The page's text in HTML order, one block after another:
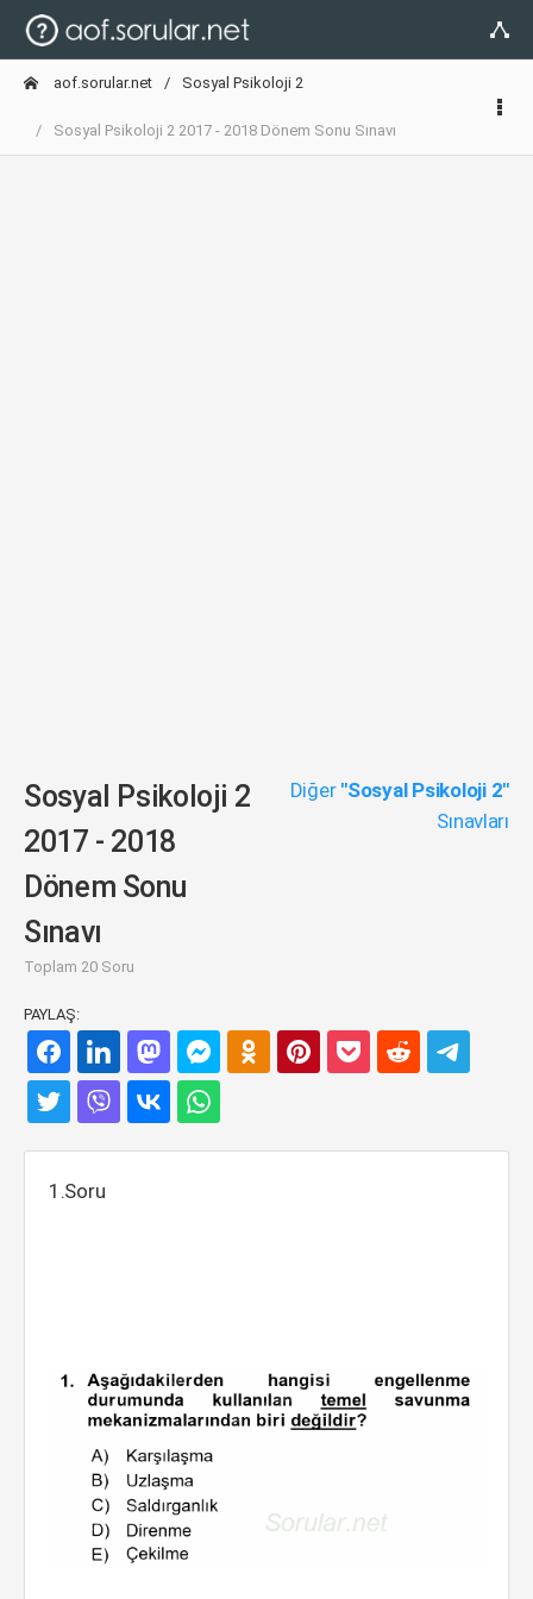
aof.sorular.net Sosyal Psikoloji 2
Sosyal Psikoloji 2 2017 - 2018 Dönem Sonu Sınavı
Sosyal Psikoloji 2
2017 - 2018
Dönem Sonu
Sınavı
Toplam 20 Soru
Diğer "Sosyal Psikoloji 2"
Sınavları
PAYLAŞ:
1.Soru